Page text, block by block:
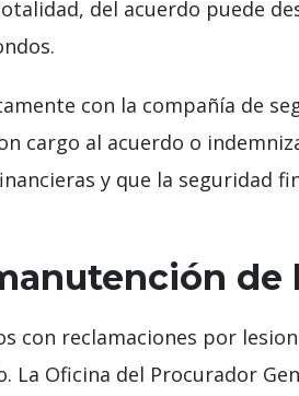
del acuerdo puede
con la compañía de
cargo al acuerdo o
y que la seguridad
de
con reclamaciones por
Oficina del Procurador